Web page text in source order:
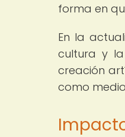
forma en
En la
cultura y
creación
como